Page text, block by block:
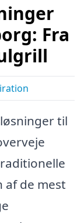
Fra
til
af de mest